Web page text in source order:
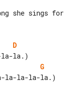
D
G
la-la-la-la.)